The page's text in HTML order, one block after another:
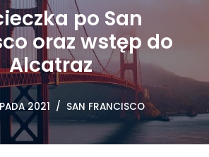
po San
oraz wstęp do
Alcatraz
2021 SAN FRANCISCO